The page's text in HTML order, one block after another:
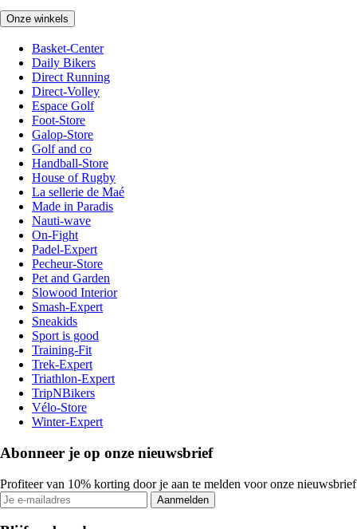
Onze winkels
Basket-Center
Daily Bikers
Direct Running
Direct-Volley
Espace Golf
Foot-Store
Galop-Store
Golf and co
Handball-Store
House of Rugby
La sellerie de Maé
Made in Paradis
Nauti-wave
On-Fight
Padel-Expert
Pecheur-Store
Pet and Garden
Slowood Interior
Smash-Expert
Sneakids
Sport is good
Training-Fit
Trek-Expert
Triathlon-Expert
TripNBikers
Vélo-Store
Winter-Expert
Abonneer je op onze nieuwsbrief
Profiteer van 10% korting door je aan te melden voor onze nieuwsbrief
Aanmelden